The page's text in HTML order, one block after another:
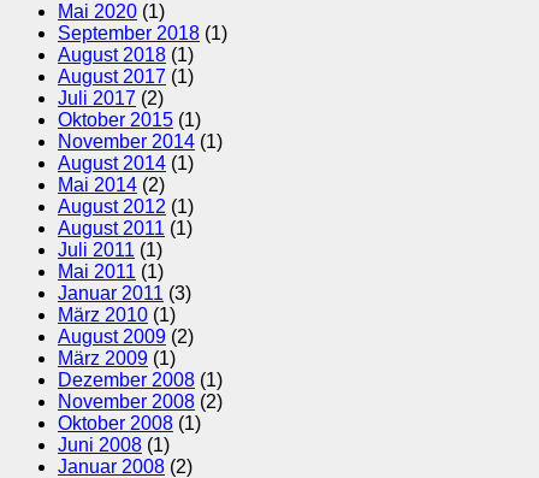
Mai 2020 (1)
September 2018 (1)
August 2018 (1)
August 2017 (1)
Juli 2017 (2)
Oktober 2015 (1)
November 2014 (1)
August 2014 (1)
Mai 2014 (2)
August 2012 (1)
August 2011 (1)
Juli 2011 (1)
Mai 2011 (1)
Januar 2011 (3)
März 2010 (1)
August 2009 (2)
März 2009 (1)
Dezember 2008 (1)
November 2008 (2)
Oktober 2008 (1)
Juni 2008 (1)
Januar 2008 (2)